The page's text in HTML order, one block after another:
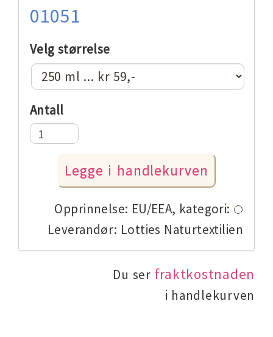
01051
Velg størrelse
Antall
Opprinnelse: EU/EEA, kategori:
Leverandør: Lotties Naturtextilien
Du ser fraktkostnaden
i handlekurven